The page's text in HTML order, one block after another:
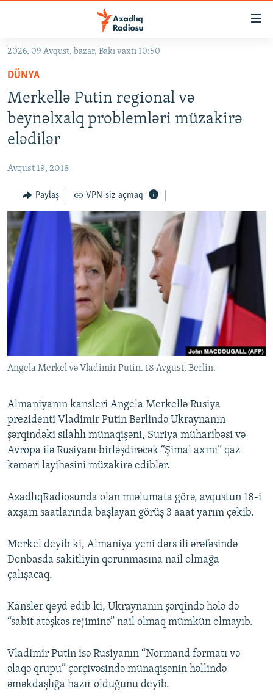
Əsas
qayıt
Əsas
naviqasiyaya
qayıt
Axtarışa
#İZAHLA
KORRUPSIOMETR
#ƏSLINDƏ
QANUNI DOĞRU
ARAŞDIRMA
MULTIMEDIA
VIDEO
FOTOQALEREYA
İNFOQRAFIKA
RADIO ARXIV
OXU ZALI
AZƏRBAYCAN ƏDƏBIYYATI KITABXANASI
İSLAM VƏ DEMOKRATIYA
İZ - MƏDƏNIYYƏT PROQRAMI
HAQQIMIZDA
MISSIYAMIZ
PEŞƏ ETIKASI VƏ JURNALISTIKA STANDARTLARIMIZ
MATERIALLARIMIZDAN ISTIFADƏ
AZADLIQRADIOSU MOBIL TELEFONUNUZDA
BIZIMLƏ ƏLAQƏ
BIZI IZLƏ
RFE/RL-in bütün saytları
2026, 09 Avqust, bazar, Bakı vaxtı 10:50
DÜNYA
Merkellə Putin regional və
beynəlxalq problemləri müzakirə
elədilər
Avqust 19, 2018
Paylaş VPN-siz açmaq
Angela Merkel və Vladimir Putin. 18 Avgust, Berlin.
Almaniyanın kansleri Angela Merkellə Rusiya
prezidenti Vladimir Putin Berlində Ukraynanın
şərqindəki silahlı münaqişəni, Suriya müharibəsi və
Avropa ilə Rusiyanı birləşdirəcək “Şimal axını” qaz
kəməri layihəsini müzakirə ediblər.
AzadlıqRadiosunda olan mıəlumata görə, avqustun 18-i
axşam saatlarında başlayan görüş 3 aaat yarım çəkib.
Merkel deyib ki, Almaniya yeni dərs ili ərəfəsində
Donbasda sakitliyin qorunmasına nail olmağa
çalışacaq.
Kansler qeyd edib ki, Ukraynanın şərqində hələ də
“sabit atəşkəs rejiminə” nail olmaq mümkün olmayıb.
Vladimir Putin isə Rusiyanın “Normand formatı və
əlaqə qrupu” çərçivəsində münaqişənin həllində
əməkdaşlığa hazır olduğunu deyib.